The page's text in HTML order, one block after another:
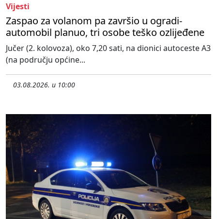
Vijesti
Zaspao za volanom pa završio u ogradi-
automobil planuo, tri osobe teško ozlijeđene
Jučer (2. kolovoza), oko 7,20 sati, na dionici autoceste A3
(na području općine...
03.08.2026. u 10:00